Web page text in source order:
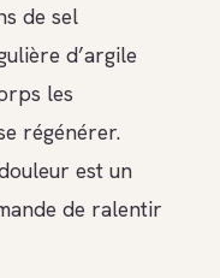
de sel
d’argile
les
régénérer.
est un
de ralentir